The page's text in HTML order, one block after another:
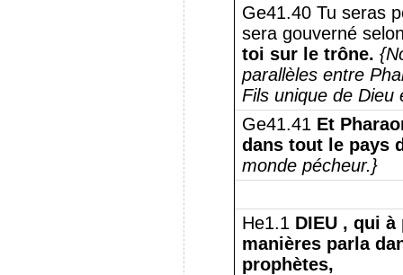
Ge41.40 Tu seras
sera gouverné
toi sur le trône.
parallèles entre
Fils unique de Dieu
Ge41.41 Et
dans tout le pays
monde pécheur.}
He1.1 DIEU , qui
manières parla
prophètes,